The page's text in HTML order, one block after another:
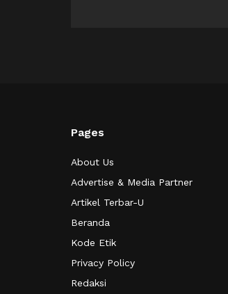
Pages
About Us
Advertise & Media Partner
Artikel Terbar-U
Beranda
Kode Etik
Privacy Policy
Redaksi